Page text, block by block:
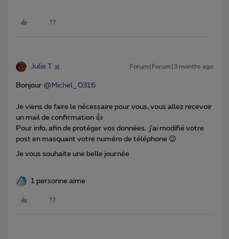
Julie T Forum|Forum|3 months ago
Bonjour ​ @Michel_0316
Je viens de faire le nécessaire pour vous, vous allez recevoir
un mail de confirmation 👍
Pour info, afin de protéger vos données, j’ai modifié votre
post en masquant votre numéro de téléphone 😉
Je vous souhaite une belle journée
1 personne aime